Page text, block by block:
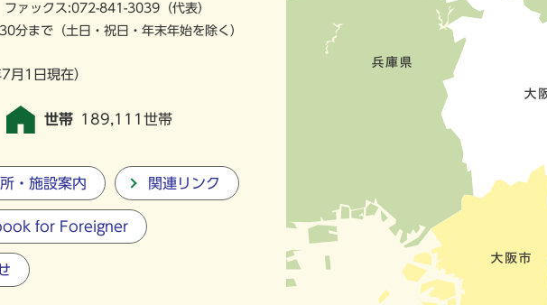
ファックス:072-841-3039（代表）
分まで （土日・祝日・年末年始を除く）
月1日現在）
世帯 189,111世帯
・施設案内 関連リンク
for Foreigner